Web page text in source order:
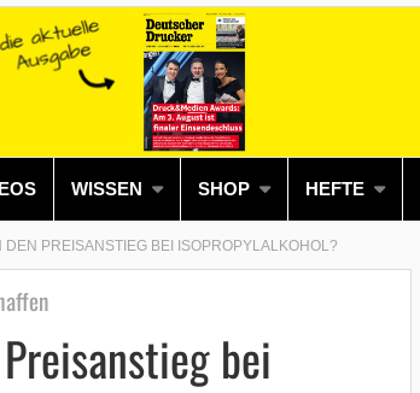
WISSEN SHOP HEFTE
DEN PREISANSTIEG BEI ISOPROPYLALKOHOL?
bei